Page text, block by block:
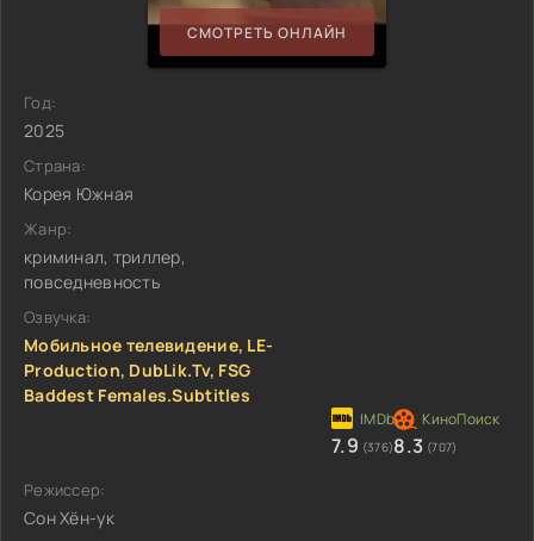
СМОТРЕТЬ ОНЛАЙН
Год:
2025
Страна:
Корея Южная
Жанр:
криминал, триллер,
повседневность
Озвучка:
Мобильное телевидение, LE-
Production, DubLik.Tv, FSG
Baddest Females.Subtitles
7.9 (376)8.3 (707)
Режиссер:
Сон Хён-ук